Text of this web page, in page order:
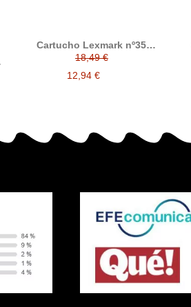
Cartucho Lexmark nº35
tricolor compatible
18,49 €
12,94 €